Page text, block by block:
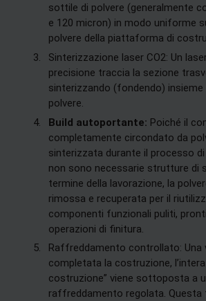
sottile di polvere (generalmente
e 120 micron) in modo uniforme
polvere della piattaforma di
Sinterizzazione laser CO2: Un
precisione traccia la sezione
sinterizzando (fondendo) insieme
polvere.
Build autoportante: Poiché il
completamente circondato da
sinterizzata durante il processo
non sono necessarie strutture di
termine della lavorazione, la
rimossa e recuperata per il
componenti funzionali puliti,
operazioni di finitura.
Raffreddamento controllato: Una
completata la costruzione,
costruzione” viene sottoposta a
raffreddamento regolata. Questa